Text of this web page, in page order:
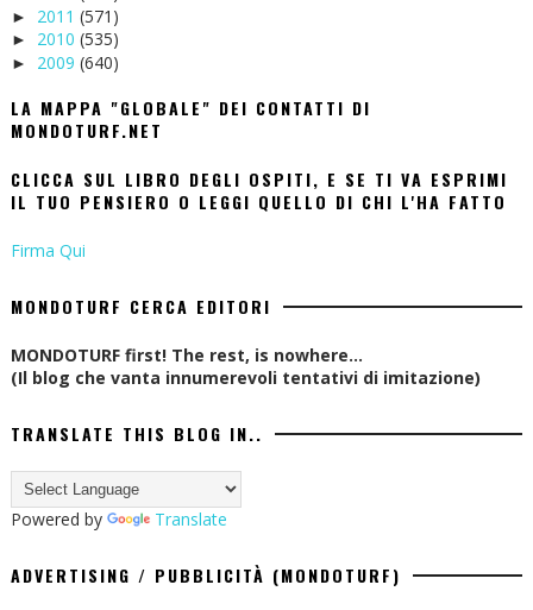
► 2011 (571)
► 2010 (535)
► 2009 (640)
LA MAPPA "GLOBALE" DEI CONTATTI DI
MONDOTURF.NET
CLICCA SUL LIBRO DEGLI OSPITI, E SE TI VA ESPRIMI
IL TUO PENSIERO O LEGGI QUELLO DI CHI L'HA FATTO
Firma Qui
MONDOTURF CERCA EDITORI
MONDOTURF first! The rest, is nowhere...
(Il blog che vanta innumerevoli tentativi di imitazione)
TRANSLATE THIS BLOG IN..
Powered by Translate
ADVERTISING / PUBBLICITÀ (MONDOTURF)